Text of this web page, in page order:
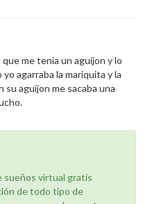
me tenia un aguijon y lo
agarraba la mariquita y la
su aguijon me sacaba una
sueños virtual gratis
de todo tipo de